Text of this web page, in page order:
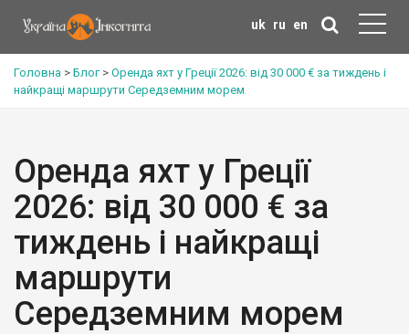
uk ru en
Головна > Блог> Оренда яхт у Греції 2026: від 30 000 € за тиждень і
найкращі маршрути Середземним морем
Оренда яхт у Греції
2026: від 30 000 € за
тиждень і найкращі
маршрути
Середземним морем